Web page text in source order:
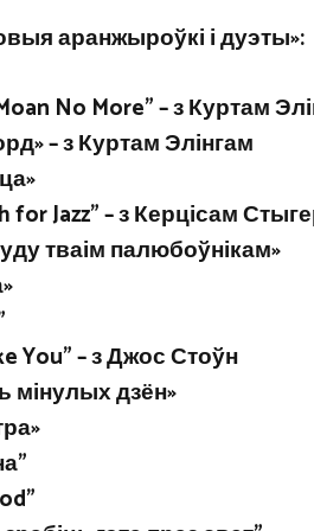
аранжыроўкі і дуэты»:
No More” – з Куртам
– з Куртам Элінгам
for Jazz” – з Керцісам
тваім палюбоўнікам»
You” – з Джос Стоўн
мінулых дзён»